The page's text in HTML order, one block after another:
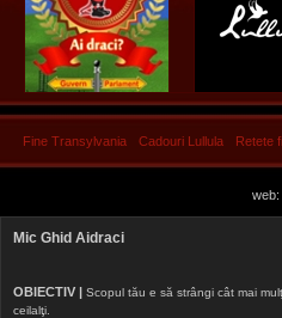
Fine Transylvania Cadouri Lullula Retete
web:
Mic Ghid Aidraci
OBIECTIV | Scopul tău e să strângi cât mai
ceilalţi.